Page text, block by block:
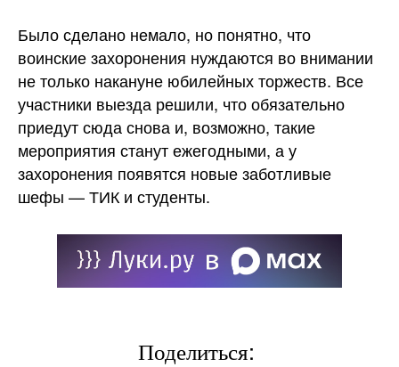
Было сделано немало, но понятно, что
воинские захоронения нуждаются во внимании
не только накануне юбилейных торжеств. Все
участники выезда решили, что обязательно
приедут сюда снова и, возможно, такие
мероприятия станут ежегодными, а у
захоронения появятся новые заботливые
шефы — ТИК и студенты.
Поделиться: